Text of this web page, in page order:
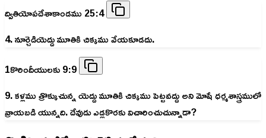
ద్వితియోపదేశాకాండము 25:4
4. నూర్చెడియెద్దు మూతికి చిక్కము వేయకూడదు.
1కొరిందీయులకు 9:9
9. కళ్లము త్రొక్కుచున్న యెద్దు మూతికి చిక్కము పెట్టవద్దు అని మోషే ధర్మశాస్త్రములో
వ్రాయబడి యున్నది. దేవుడు ఎడ్లకొరకు విచారించుచున్నాడా?